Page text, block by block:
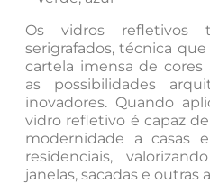
Os vidros refletivos
serigrafados, técnica
cartela imensa de
as possibilidades
inovadores. Quando
vidro refletivo é capaz
modernidade a casas
residenciais,
janelas, sacadas e outras